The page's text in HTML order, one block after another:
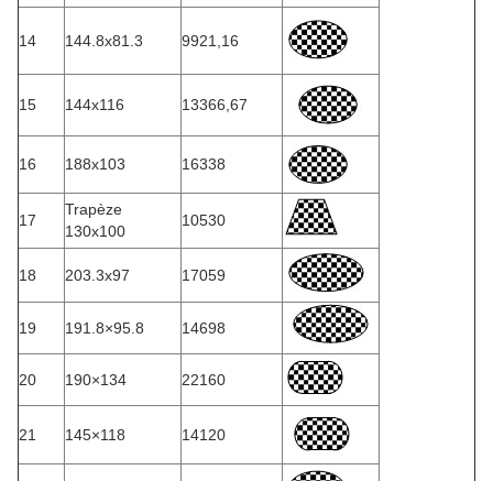
14 144.8x81.3 9921,16
15 144x116 13366,67
16 188x103 16338
17
Trapèze
130x100
10530
18 203.3x97 17059
19 191.8×95.8 14698
20 190×134 22160
21 145×118 14120